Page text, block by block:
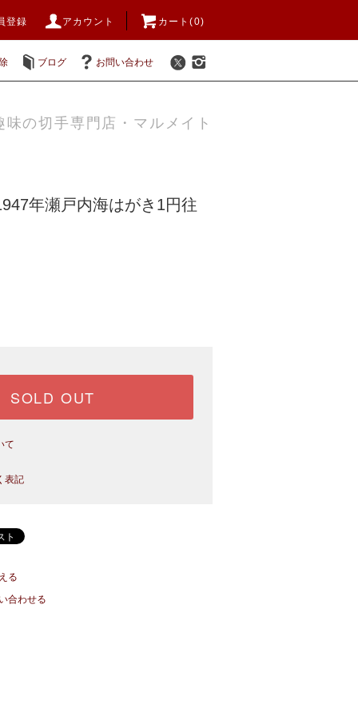
登録 アカウント カート(0)
ブログ お問い合わせ
味の切手専門店・マルメイト
年瀬戸内海はがき1円往
SOLD OUT
て
表記
る
合わせる